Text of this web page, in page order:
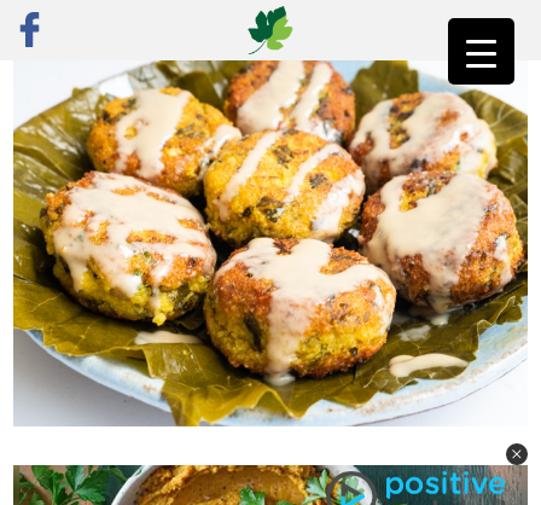
ראשי»פוסט נבחר פלאפל יווני: פלאפל אפונה צהובה ועלי גפן